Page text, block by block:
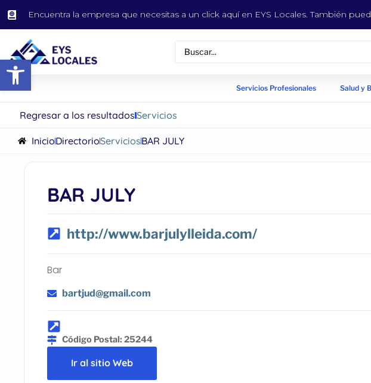
Abrir barra de herramientas
Encuentra la empresa que necesitas a un click aquí en EYS Locales. También
Servicios Profesionales Salud y
Regresar a los resultadosServicios
InicioDirectorioServiciosBAR JULY
BAR JULY
http://www.barjulylleida.com/
Bar
bartjud@gmail.com
Código Postal: 25244
Ir al sitio Web